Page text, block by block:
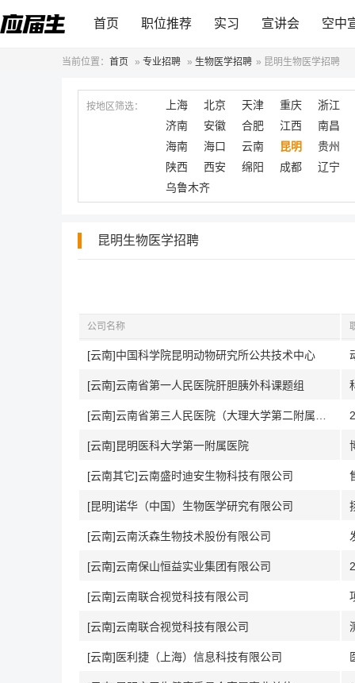
首页 职位推荐 实习 宣讲会 空中
当前位置： 首页 » 专业招聘 » 生物医学招聘 » 昆明生物医学招聘
按地区筛选： 上海 北京 天津 重庆
浙江
济南
安徽 合肥 江西
南昌
海南
海口 云南 昆明
贵州
陕西
西安 绵阳 成都
辽宁
乌鲁木齐
昆明生物医学招聘
公司名称
[云南]中国科学院昆明动物研究所公共技术中心
[云南]云南省第一人民医院肝胆胰外科课题组
[云南]昆明医科大学第一附属医院
[云南其它]云南盛时迪安生物科技有限公司
[昆明]诺华（中国）生物医学研究有限公司
[云南]云南沃森生物技术股份有限公司
[云南]云南保山恒益实业集团有限公司
[云南]云南联合视觉科技有限公司
[云南]云南联合视觉科技有限公司
[云南]医利捷（上海）信息科技有限公司